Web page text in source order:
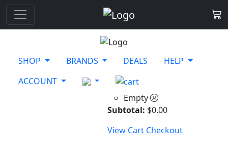
SHOP BRANDS DEALS
HELP
ACCOUNT
Empty
Subtotal: $0.00
View Cart Checkout